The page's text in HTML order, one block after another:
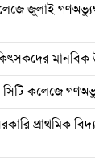
জুলাই
সিটি কলেজে
প্রাথমিক